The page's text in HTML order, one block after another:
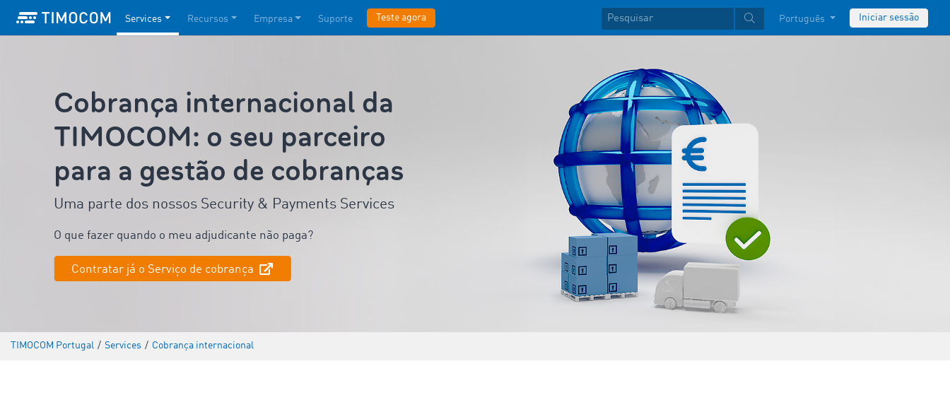
Services Recursos Empresa Suporte Teste agora Português Iniciar sessão
Cobrança internacional da
TIMOCOM: o seu parceiro
para a gestão de cobranças
Uma parte dos nossos Security & Payments Services
O que fazer quando o meu adjudicante não paga?
Contratar já o Serviço de cobrança
TIMOCOM Portugal / Services / Cobrança internacional